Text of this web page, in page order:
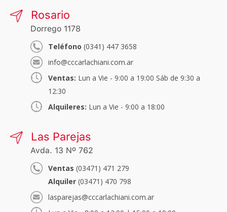
Rosario
Dorrego 1178
Teléfono (0341) 447 3658
info@cccarlachiani.com.ar
Ventas: Lun a Vie - 9:00 a 19:00 Sáb de 9:30 a
12:30
Alquileres: Lun a Vie - 9:00 a 18:00
Las Parejas
Avda. 13 Nº 762
Ventas (03471) 471 279
Alquiler (03471) 470 798
lasparejas@cccarlachiani.com.ar